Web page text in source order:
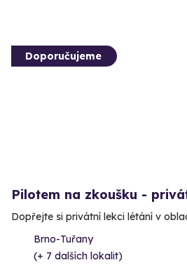
Doporučujeme
Pilotem na zkoušku -
Dopřejte si privátní lekci létání v
Brno-Tuřany
(+ 7 dalších lokalit)